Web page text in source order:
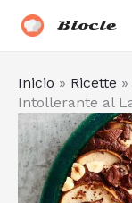
Biocle
Inicio » Ricette »
Intollerante al